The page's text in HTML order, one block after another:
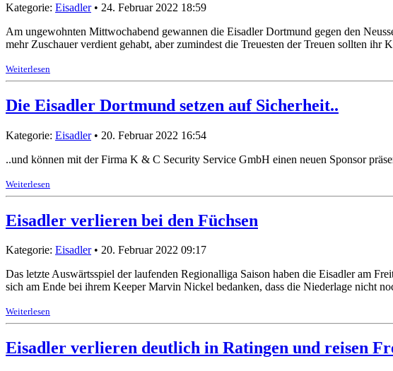
Kategorie: Eisadler• 24. Februar 2022 18:59
Am ungewohnten Mittwochabend gewannen die Eisadler Dortmund gegen den
mehr Zuschauer verdient gehabt, aber zumindest die Treuesten der Treuen sollten
Weiterlesen
Die Eisadler Dortmund setzen auf Sicherheit..
Kategorie: Eisadler• 20. Februar 2022 16:54
..und können mit der Firma K & C Security Service GmbH einen neuen Sponsor
Weiterlesen
Eisadler verlieren bei den Füchsen
Kategorie: Eisadler• 20. Februar 2022 09:17
Das letzte Auswärtsspiel der laufenden Regionalliga Saison haben die Eisadler am
sich am Ende bei ihrem Keeper Marvin Nickel bedanken, dass die Niederlage nicht
Weiterlesen
Eisadler verlieren deutlich in Ratingen und reisen